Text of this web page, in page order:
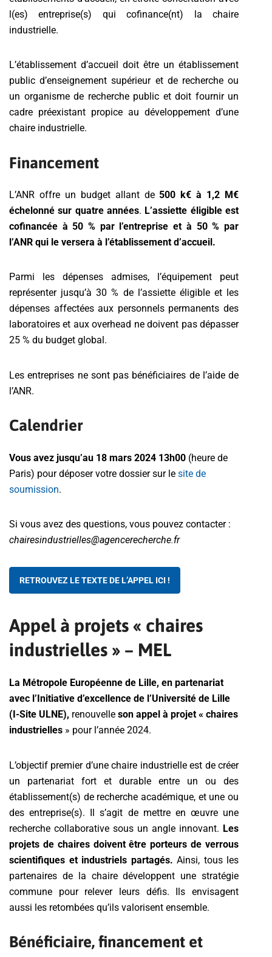
l(es) entreprise(s) qui cofinance(nt) la chaire
industrielle.
L’établissement d’accueil doit être un établissement
public d’enseignement supérieur et de recherche ou
un organisme de recherche public et doit fournir un
cadre préexistant propice au développement d’une
chaire industrielle.
Financement
L’ANR offre un budget allant de500 k€ à 1,2 M€
échelonné sur quatre années. L’assiette éligible est
cofinancée à 50 % par l’entreprise et à 50 % par
l’ANR qui le versera à l’établissement d’accueil.
Parmi les dépenses admises, l’équipement peut
représenter jusqu’à 30 % de l’assiette éligible et les
dépenses affectées aux personnels permanents des
laboratoires et aux overhead ne doivent pas dépasser
25 % du budget global.
Les entreprises ne sont pas bénéficiaires de l’aide de
l’ANR.
Calendrier
Vous avez jusqu’au 18 mars 2024 13h00 (heure de
Paris) pour déposer votre dossier sur le site de
soumission.
Si vous avez des questions, vous pouvez contacter :
chairesindustrielles@agencerecherche.fr
RETROUVEZ LE TEXTE DE L’APPEL ICI !
Appel à projets « chaires
industrielles » – MEL
La Métropole Européenne de Lille, en partenariat
avec l’Initiative d’excellence de l’Université de Lille
(I-Site ULNE), renouvelle son appel à projet « chaires
industrielles » pour l’année 2024.
L’objectif premier d’une chaire industrielle est de créer
un partenariat fort et durable entre un ou des
établissement(s) de recherche académique, et une ou
des entreprise(s). Il s’agit de mettre en œuvre une
recherche collaborative sous un angle innovant. Les
projets de chaires doivent être porteurs de verrous
scientifiques et industriels partagés. Ainsi, tous les
partenaires de la chaire développent une stratégie
commune pour relever leurs défis. Ils envisagent
aussi les retombées qu’ils valorisent ensemble.
Bénéficiaire, financement et